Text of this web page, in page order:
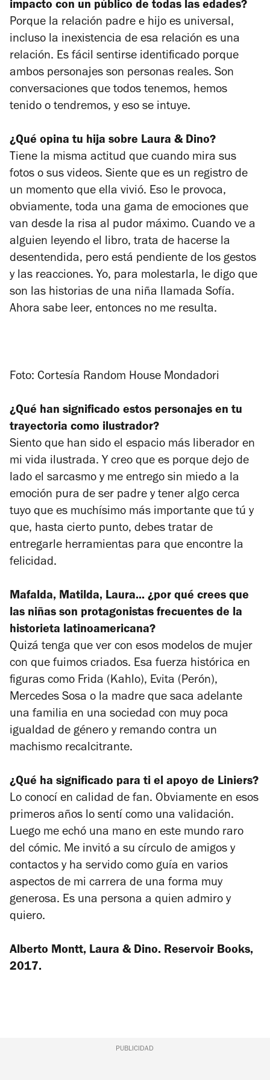
impacto con un público de todas las edades?
Porque la relación padre e hijo es universal,
incluso la inexistencia de esa relación es una
relación. Es fácil sentirse identificado porque
ambos personajes son personas reales. Son
conversaciones que todos tenemos, hemos
tenido o tendremos, y eso se intuye.
¿Qué opina tu hija sobre Laura & Dino?
Tiene la misma actitud que cuando mira sus
fotos o sus videos. Siente que es un registro de
un momento que ella vivió. Eso le provoca,
obviamente, toda una gama de emociones que
van desde la risa al pudor máximo. Cuando ve a
alguien leyendo el libro, trata de hacerse la
desentendida, pero está pendiente de los gestos
y las reacciones. Yo, para molestarla, le digo que
son las historias de una niña llamada Sofía.
Ahora sabe leer, entonces no me resulta.
Foto: Cortesía Random House Mondadori
¿Qué han significado estos personajes en tu
trayectoria como ilustrador?
Siento que han sido el espacio más liberador en
mi vida ilustrada. Y creo que es porque dejo de
lado el sarcasmo y me entrego sin miedo a la
emoción pura de ser padre y tener algo cerca
tuyo que es muchísimo más importante que tú y
que, hasta cierto punto, debes tratar de
entregarle herramientas para que encontre la
felicidad.
Mafalda, Matilda, Laura... ¿por qué crees que
las niñas son protagonistas frecuentes de la
historieta latinoamericana?
Quizá tenga que ver con esos modelos de mujer
con que fuimos criados. Esa fuerza histórica en
figuras como Frida (Kahlo), Evita (Perón),
Mercedes Sosa o la madre que saca adelante
una familia en una sociedad con muy poca
igualdad de género y remando contra un
machismo recalcitrante.
¿Qué ha significado para ti el apoyo de Liniers?
Lo conocí en calidad de fan. Obviamente en esos
primeros años lo sentí como una validación.
Luego me echó una mano en este mundo raro
del cómic. Me invitó a su círculo de amigos y
contactos y ha servido como guía en varios
aspectos de mi carrera de una forma muy
generosa. Es una persona a quien admiro y
quiero.
Alberto Montt, Laura & Dino. Reservoir Books,
2017.
PUBLICIDAD